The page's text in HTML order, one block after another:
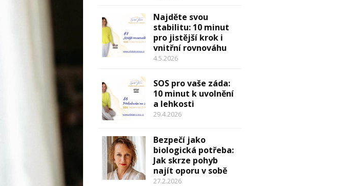
Najděte svou
stabilitu: 10 minut
pro jistější krok i
vnitřní rovnováhu
4.5.2026
SOS pro vaše záda:
10 minut k uvolnění
a lehkosti
29.4.2026
Bezpečí jako
biologická potřeba:
Jak skrze pohyb
najít oporu v sobě
27.2.2026